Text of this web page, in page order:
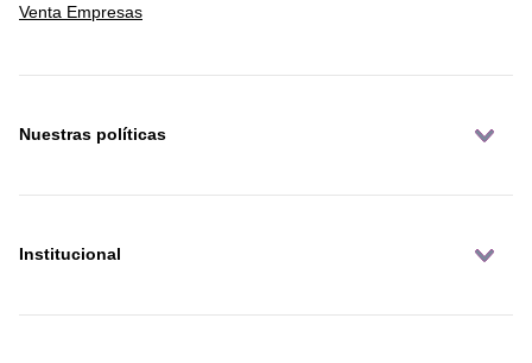
Venta Empresas
Nuestras políticas
Institucional